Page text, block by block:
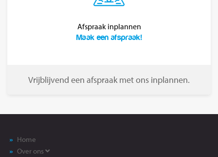
Afspraak inplannen
Maak een afspraak!
Vrijblijvend een afspraak met ons inplannen.
Home
Over ons